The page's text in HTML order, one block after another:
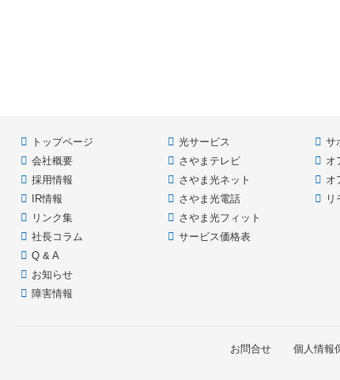
トップページ
会社概要
採用情報
IR情報
リンク集
社長コラム
Q & A
お知らせ
障害情報
光サービス
さやまテレビ
さやま光ネット
さやま光電話
さやま光フィット
サービス価格表
サ
オ
オ
リ
お問合せ 個人情報